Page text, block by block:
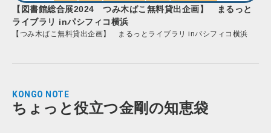
【図書館総合展2024 つみ木ばこ無料貸出企画】 まるっと
ライブラリ inパシフィコ横浜
【つみ木ばこ無料貸出企画】 まるっとライブラリ inパシフィコ横浜
KONGO NOTE
ちょっと役立つ金剛の知恵袋